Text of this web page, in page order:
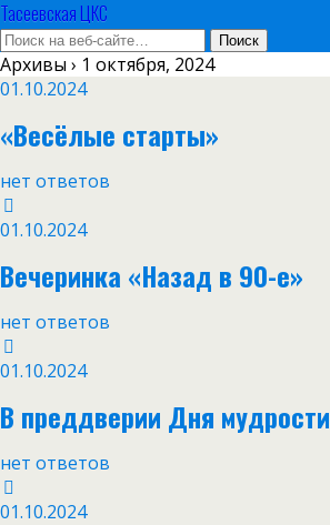
Тасеевская ЦКС
Архивы › 1 октября, 2024
01.10.2024
«Весёлые старты»
нет ответов
01.10.2024
Вечеринка «Назад в 90-е»
нет ответов
01.10.2024
В преддверии Дня мудрости
нет ответов
01.10.2024